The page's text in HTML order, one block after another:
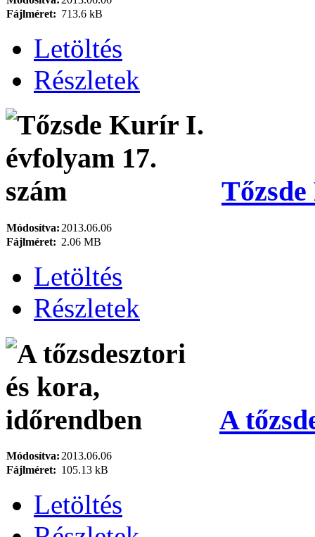
Fájlméret: 713.6 kB
Letöltés
Részletek
Módosítva: 2013.06.06
Fájlméret: 2.06 MB
Letöltés
Részletek
A
Módosítva:2013.06.06
Fájlméret: 105.13 kB
Letöltés